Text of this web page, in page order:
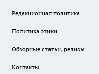
Редакционная политика
Политика этики
Обзорные статьи, релизы
Контакты